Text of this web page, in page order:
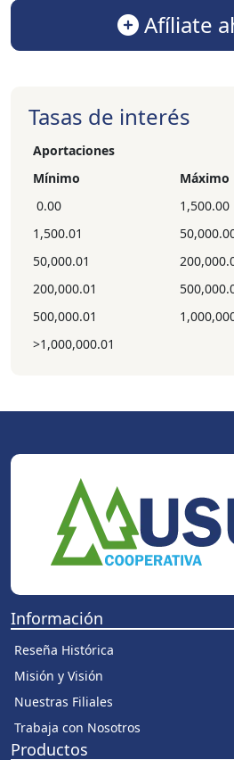
Afíliate
Tasas de interés
Aportaciones
Mínimo
Máximo
0.00
1,500.00
1,500.01
50,000.01
200,000.01
500,000.01
>1,000,000.01
Información
Reseña Histórica
Misión y Visión
Nuestras Filiales
Trabaja con Nosotros
Productos